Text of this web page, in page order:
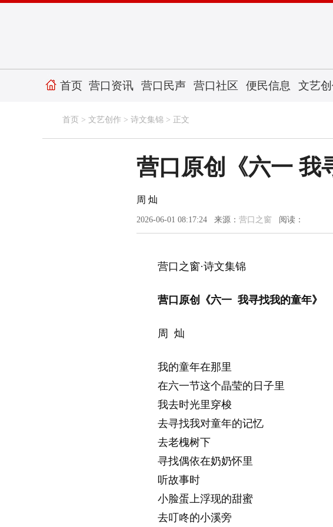
首页 营口资讯 营口民声 营口社区 便民信息 文艺
首页 > 文艺创作 > 诗文集锦 > 正文
营口原创《六一
周 灿
2026-06-01 08:17:24 来源： 营口之窗 阅读：
营口之窗·诗文集锦
营口原创《六一 我寻找我的童年》
周 灿
我的童年在那里
在六一节这个晶莹的日子里
我去时光里穿梭
去寻找我对童年的记忆
去老槐树下
寻找偶依在奶奶怀里
听故事时
小脸蛋上浮现的甜蜜
去叮咚的小溪旁